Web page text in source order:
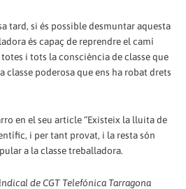
tard, si és possible desmuntar aquesta
és capaç de reprendre el camí
i tots la consciència de classe que
poderosa que ens ha robat drets
en el seu article “Existeix la lluita de
i per tant provat, i la resta són
a la classe treballadora.
de CGT Telefónica Tarragona